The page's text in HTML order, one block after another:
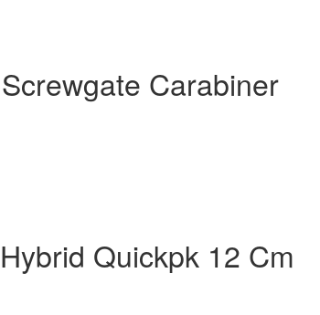
Carabiner
Quickpk 12 Cm